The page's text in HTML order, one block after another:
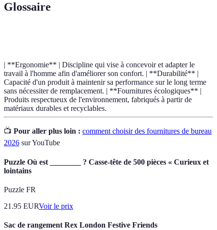
Glossaire
| **Ergonomie** | Discipline qui vise à concevoir et adapter le
travail à l'homme afin d'améliorer son confort. | **Durabilité** |
Capacité d'un produit à maintenir sa performance sur le long terme
sans nécessiter de remplacement. | **Fournitures écologiques** |
Produits respectueux de l'environnement, fabriqués à partir de
matériaux durables et recyclables.
📺 Pour aller plus loin : comment choisir des fournitures de bureau
2026 sur YouTube
Puzzle Où est ________ ? Casse-tête de 500 pièces « Curieux et
lointains
Puzzle FR
21.95 EURVoir le prix
Sac de rangement Rex London Festive Friends